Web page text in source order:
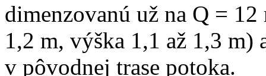
dimenzovanú už na Q = 12
1,2 m, výška 1,1 až 1,3
v pôvodnej trase potoka.